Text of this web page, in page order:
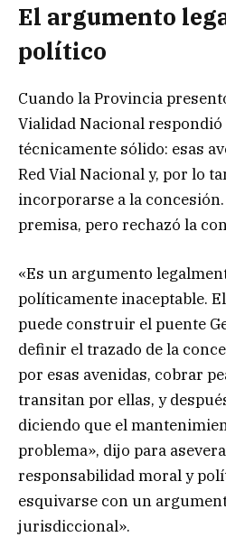
El argumento
político
Cuando la Provincia
Vialidad Nacional
técnicamente sólido: esas
Red Vial Nacional y, por lo
incorporarse a la
premisa, pero rechazó la
«Es un argumento
políticamente inaceptable.
puede construir el puente
definir el trazado de la
por esas avenidas, cobrar
transitan por ellas, y
diciendo que el
problema», dijo para
responsabilidad moral y
esquivarse con un
jurisdiccional».